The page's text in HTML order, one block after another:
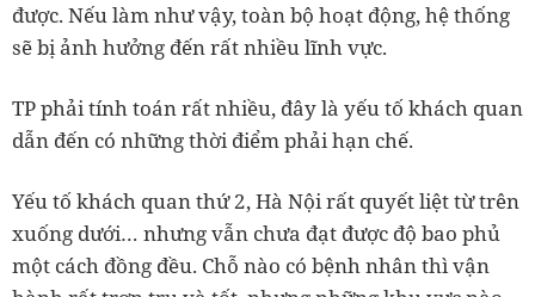
được. Nếu làm như vậy, toàn bộ hoạt động, hệ thống
sẽ bị ảnh hưởng đến rất nhiều lĩnh vực.
TP phải tính toán rất nhiều, đây là yếu tố khách quan
dẫn đến có những thời điểm phải hạn chế.
Yếu tố khách quan thứ 2, Hà Nội rất quyết liệt từ trên
xuống dưới… nhưng vẫn chưa đạt được độ bao phủ
một cách đồng đều. Chỗ nào có bệnh nhân thì vận